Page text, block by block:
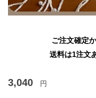
ご注文確定
送料は1注文
3,040 円